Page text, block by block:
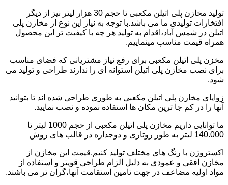
تولید مخازن پلی اتیلن مکعبی تا حجم 30 هزار لیتر نیز از دیگر
افتخارات تولیدی ما می باشد.با توجه به نیاز این نوع از مخازن پلی
اتیلن در شمس آباد،اقدام به تولید هر چه با کیفیت تر این محصول
همراه قیمت مناسب مینماییم.
مخزن پلی اتیلن مکعبی برای رفع نیاز مشتریانی که فضای مناسب
برای نصب مخازن پلی اتیلن استوانه ای را ندارند طراحی و تولید می
شود.
زوایای مخازن پلی اتیلن مکعبی به طوری طراحی شده اند تا بتوانید
آنها را در کم جا ترین مکان ها استفاده نموده و نصب نمایید.
ما توانایی داریم مخازن پلی اتیلن مکعبی از حجم 1000 لیتر تا
140.000 لیتر به طور روتاری و دوجداره در قالب های روش
اکستروژن با رنگ های مختلف تولید کنیم.قیمت این مخازن از
مخازن افقی و عمودی به دلیل الزام طراحی قویتر و استفاده از
مواد اولیه مضاعف در جهت تامین استقامت آنها،گران تر می باشند.